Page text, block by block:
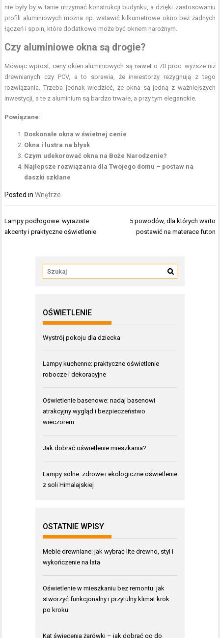
nie były by w tanie utrzymać konstrukcji budynku, a dzięki zastosowaniu
profili aluminiowych można np. wstawić kilkumetrowe okno beż żadnych
łączeń i spoin, które dodatkowo może być oknem narożnym.
Czy aluminiowe okna są drogie?
Mówiąc wprost, ceny okien aluminiowych są nawet o 70 proc. wyższe niż
drewnianych czy PCV, a to sprawia, że inwestorzy rezygnują z tego
rozwiązania. Trzeba jednak wiedzieć, że okna są jedną z ważniejszych
inwestycji, a te z aluminium są bardzo trwałe, a przy tym eleganckie.
Powiązane:
Doskonałe okna w świetnej cenie
Okna i lustra na błysk
Czym udekorować okna na Boże Narodzenie?
Najlepsze rozwiązania dla Twojego domu – postaw na
daszki szklane
Posted inWnętrze
Nawigacja
wpisu
Lampy podłogowe: wyraziste
akcenty i praktyczne oświetlenie
5 powodów, dla których warto
postawić na materace futon
OŚWIETLENIE
Wystrój pokoju dla dziecka
Lampy kuchenne: praktyczne oświetlenie
robocze i dekoracyjne
Oświetlenie basenowe: nadaj basenowi
atrakcyjny wygląd i bezpieczeństwo
wieczorem
Jak dobrać oświetlenie mieszkania?
Lampy solne: zdrowe i ekologiczne oświetlenie
z soli Himalajskiej
OSTATNIE WPISY
Meble drewniane: jak wybrać lite drewno, styl i
wykończenie na lata
Oświetlenie w mieszkaniu bez remontu: jak
stworzyć funkcjonalny i przytulny klimat krok
po kroku
Kąt świecenia żarówki – jak dobrać go do